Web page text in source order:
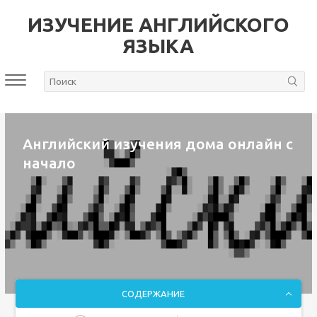
ИЗУЧЕНИЕ АНГЛИЙСКОГО
ЯЗЫКА
Английский изучения дома онлайн с
начало
СОДЕРЖАНИЕ